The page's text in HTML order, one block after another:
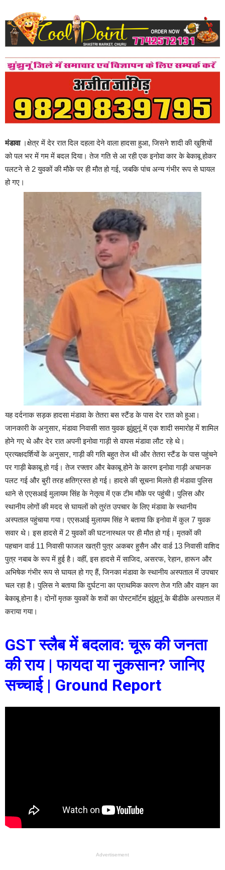
मंडावा।क्षेत्र में देर रात दिल दहला देने वाला हादसा हुआ, जिसने शादी की खुशियों
को पल भर में गम में बदल दिया। तेज गति से आ रही एक इनोवा कार के बेकाबू होकर
पलटने से 2 युवकों की मौके पर ही मौत हो गई, जबकि पांच अन्य गंभीर रूप से घायल
हो गए।
यह दर्दनाक सड़क हादसा मंडावा के तेतरा बस स्टैंड के पास देर रात को हुआ।
जानकारी के अनुसार, मंडावा निवासी सात युवक झुंझुनूं में एक शादी समारोह में शामिल
होने गए थे और देर रात अपनी इनोवा गाड़ी से वापस मंडावा लौट रहे थे।
प्रत्यक्षदर्शियों के अनुसार, गाड़ी की गति बहुत तेज थी और तेतरा स्टैंड के पास पहुंचने
पर गाड़ी बेकाबू हो गई। तेज रफ्तार और बेकाबू होने के कारण इनोवा गाड़ी अचानक
पलट गई और बुरी तरह क्षतिग्रस्त हो गई। हादसे की सूचना मिलते ही मंडावा पुलिस
थाने से एएसआई मुलायम सिंह के नेतृत्व में एक टीम मौके पर पहुंची। पुलिस और
स्थानीय लोगों की मदद से घायलों को तुरंत उपचार के लिए मंडावा के स्थानीय
अस्पताल पहुंचाया गया। एएसआई मुलायम सिंह ने बताया कि इनोवा में कुल 7 युवक
सवार थे। इस हादसे में 2 युवकों की घटनास्थल पर ही मौत हो गई। मृतकों की
पहचान वार्ड 11 निवासी फाजल खत्री पुत्र अकबर हुसैन और वार्ड 13 निवासी वाशिद
पुत्र नबाब के रूप में हुई है। वहीं, इस हादसे में साजिद, असरफ, रेहान, हारून और
अभिषेक गंभीर रूप से घायल हो गए हैं, जिनका मंडावा के स्थानीय अस्पताल में उपचार
चल रहा है। पुलिस ने बताया कि दुर्घटना का प्राथमिक कारण तेज गति और वाहन का
बेकाबू होना है। दोनों मृतक युवकों के शवों का पोस्टमॉर्टम झुंझुनूं के बीडीके अस्पताल में
कराया गया।
GST स्लैब में बदलाव: चूरू की जनता
की राय | फायदा या नुकसान? जानिए
सच्चाई | Ground Report
Advertisement